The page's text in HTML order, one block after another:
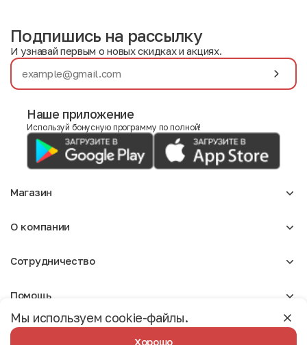
Мы используем cookie-файлы.
Хорошо
Москва
Подпишись на рассылку
И узнавай первым о новых скидках и акциях.
Наше приложение
Используй бонусную программу по полной!
Магазин
Для девочек
Женское
Мужское
О компании
Отзывы
Вакансии
Сотрудничество
Арендодателям
Реклама
Помощь
Доставка и оплата
Условия возврата
Бонусная программа
Условия пользования